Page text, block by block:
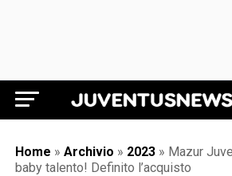
Juventus News
Home » Archivio » 2023 » Mazur
baby talento! Definito l’acquisto